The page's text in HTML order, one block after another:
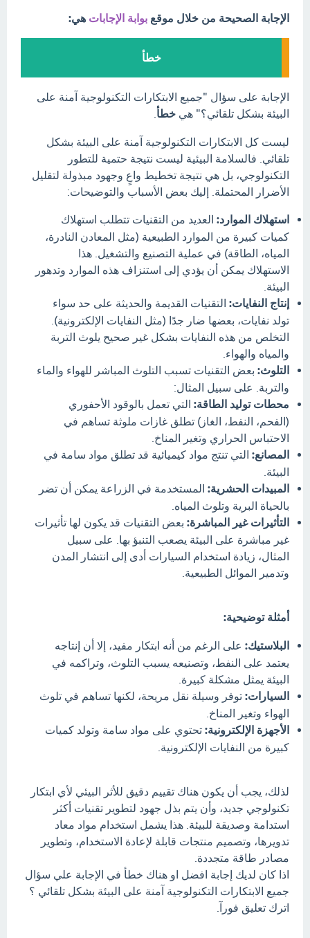
الإجابة الصحيحة من خلال موقع بوابة الإجابات هي:
خطأ
الإجابة على سؤال "جميع الابتكارات التكنولوجية آمنة على
البيئة بشكل تلقائي؟" هي خطأ
ليست كل الابتكارات التكنولوجية آمنة على البيئة بشكل
تلقائي. فالسلامة البيئية ليست نتيجة حتمية للتطور
التكنولوجي، بل هي نتيجة تخطيط واعٍ وجهود مبذولة لتقليل
الأضرار المحتملة. إليك بعض الأسباب والتوضيحات:
استهلاك الموارد: العديد من التقنيات تتطلب استهلاك
كميات كبيرة من الموارد الطبيعية (مثل المعادن النادرة،
المياه، الطاقة) في عملية التصنيع والتشغيل. هذا
الاستهلاك يمكن أن يؤدي إلى استنزاف هذه الموارد وتدهور
البيئة.
إنتاج النفايات: التقنيات القديمة والحديثة على حد سواء
تولد نفايات، بعضها ضار جدًا (مثل النفايات الإلكترونية).
التخلص من هذه النفايات بشكل غير صحيح يلوث التربة
والمياه والهواء.
التلوث: بعض التقنيات تسبب التلوث المباشر للهواء والماء
والتربة. على سبيل المثال:
محطات توليد الطاقة: التي تعمل بالوقود الأحفوري
(الفحم، النفط، الغاز) تطلق غازات ملوثة تساهم في
الاحتباس الحراري وتغير المناخ.
المصانع: التي تنتج مواد كيميائية قد تطلق مواد سامة في
البيئة.
المبيدات الحشرية: المستخدمة في الزراعة يمكن أن تضر
بالحياة البرية وتلوث المياه.
التأثيرات غير المباشرة: بعض التقنيات قد يكون لها تأثيرات
غير مباشرة على البيئة يصعب التنبؤ بها. على سبيل
المثال، زيادة استخدام السيارات أدى إلى انتشار المدن
وتدمير الموائل الطبيعية.
أمثلة توضيحية:
البلاستيك: على الرغم من أنه ابتكار مفيد، إلا أن إنتاجه
يعتمد على النفط، وتصنيعه يسبب التلوث، وتراكمه في
البيئة يمثل مشكلة كبيرة.
السيارات: توفر وسيلة نقل مريحة، لكنها تساهم في تلوث
الهواء وتغير المناخ.
الأجهزة الإلكترونية: تحتوي على مواد سامة وتولد كميات
كبيرة من النفايات الإلكترونية.
لذلك، يجب أن يكون هناك تقييم دقيق للأثر البيئي لأي ابتكار
تكنولوجي جديد، وأن يتم بذل جهود لتطوير تقنيات أكثر
استدامة وصديقة للبيئة. هذا يشمل استخدام مواد معاد
تدويرها، وتصميم منتجات قابلة لإعادة الاستخدام، وتطوير
مصادر طاقة متجددة.
اذا كان لديك إجابة افضل او هناك خطأ في الإجابة علي سؤال
جميع الابتكارات التكنولوجية آمنة على البيئة بشكل تلقائي ؟
اترك تعليق فورآ.